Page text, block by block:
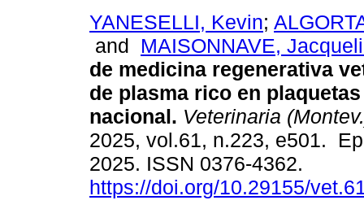
YANESELLI, Kevin;
and MAISONNAVE,
de medicina regenerativa
de plasma rico en
nacional. Veterinaria
2025, vol.61, n.223, e501.
2025. ISSN 0376-4362.
https://doi.org/10.29155/